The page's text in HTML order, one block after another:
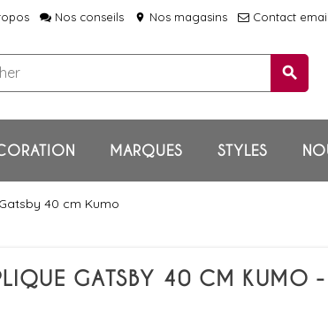
Nos conseils location_on Nos magasins Contact email
search
MARQUES STYLES
40 cm Kumo
GATSBY 40 CM KUMO -